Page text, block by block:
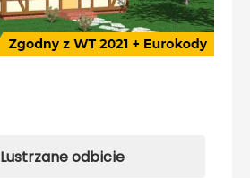
Lustrzane odbicie